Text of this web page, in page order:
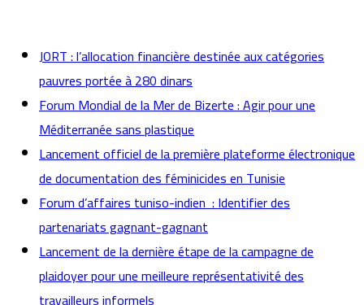
JORT : l’allocation financière destinée aux catégories
pauvres portée à 280 dinars
Forum Mondial de la Mer de Bizerte : Agir pour une
Méditerranée sans plastique
Lancement officiel de la première plateforme électronique
de documentation des féminicides en Tunisie
Forum d’affaires tuniso-indien : Identifier des
partenariats gagnant-gagnant
Lancement de la dernière étape de la campagne de
plaidoyer pour une meilleure représentativité des
travailleurs informels